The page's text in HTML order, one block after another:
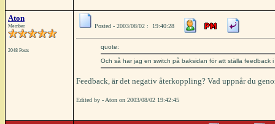
Aton
Member
2048 Posts
Posted - 2003/08/02 : 19:40:28
quote:
Och så har jag en switch på baksidan för att ställa feedback
Feedback, är det negativ återkoppling? Vad uppnår du
Edited by - Aton on 2003/08/02 19:42:45